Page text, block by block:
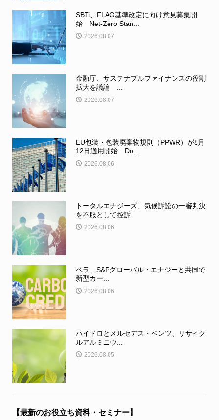
SBTi、FLAG基準改定に向け意見募集開
始 Net-Zero Stan...
2026.08.07
金融庁、サステナブルファイナンスの役割
拡大を議論 ...
2026.08.07
EU包装・包装廃棄物規則（PPWR）が8月
12日適用開始 Do...
2026.08.06
トータルエナジーズ、気候訴訟の一審判決
を不服として控訴
2026.08.06
ベラ、S&Pグローバル・エナジーと共同で
新型カー...
2026.08.06
ハイドロとメルセデス・ベンツ、リサイク
ルアルミニウ...
2026.08.05
【最新のお役立ち資料・セミナー】